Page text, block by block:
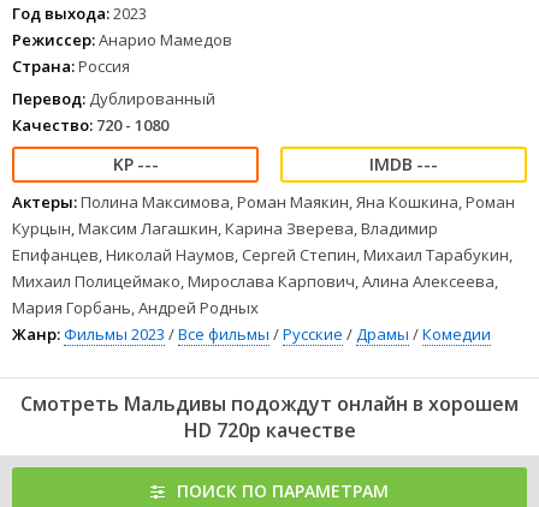
Год выхода:2023
Режиссер:Анарио Мамедов
Страна:Россия
Перевод: Дублированный
Качество: 720 - 1080
--- ---
Актеры:Полина Максимова, Роман Маякин, Яна Кошкина, Роман
Курцын, Максим Лагашкин, Карина Зверева, Владимир
Епифанцев, Николай Наумов, Сергей Степин, Михаил Тарабукин,
Михаил Полицеймако, Мирослава Карпович, Алина Алексеева,
Мария Горбань, Андрей Родных
Жанр:Фильмы 2023 /Все фильмы /Русские /Драмы /Комедии
Смотреть Мальдивы подождут онлайн в хорошем
HD 720p качестве
ПОИСК ПО ПАРАМЕТРАМ